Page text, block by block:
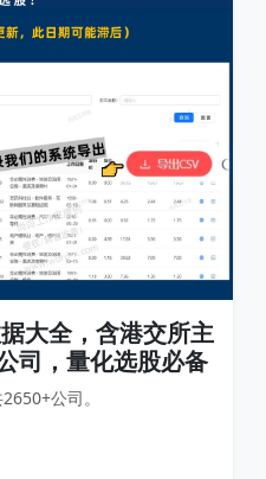
大全，含港交所主
司，量化选股必备
公司。